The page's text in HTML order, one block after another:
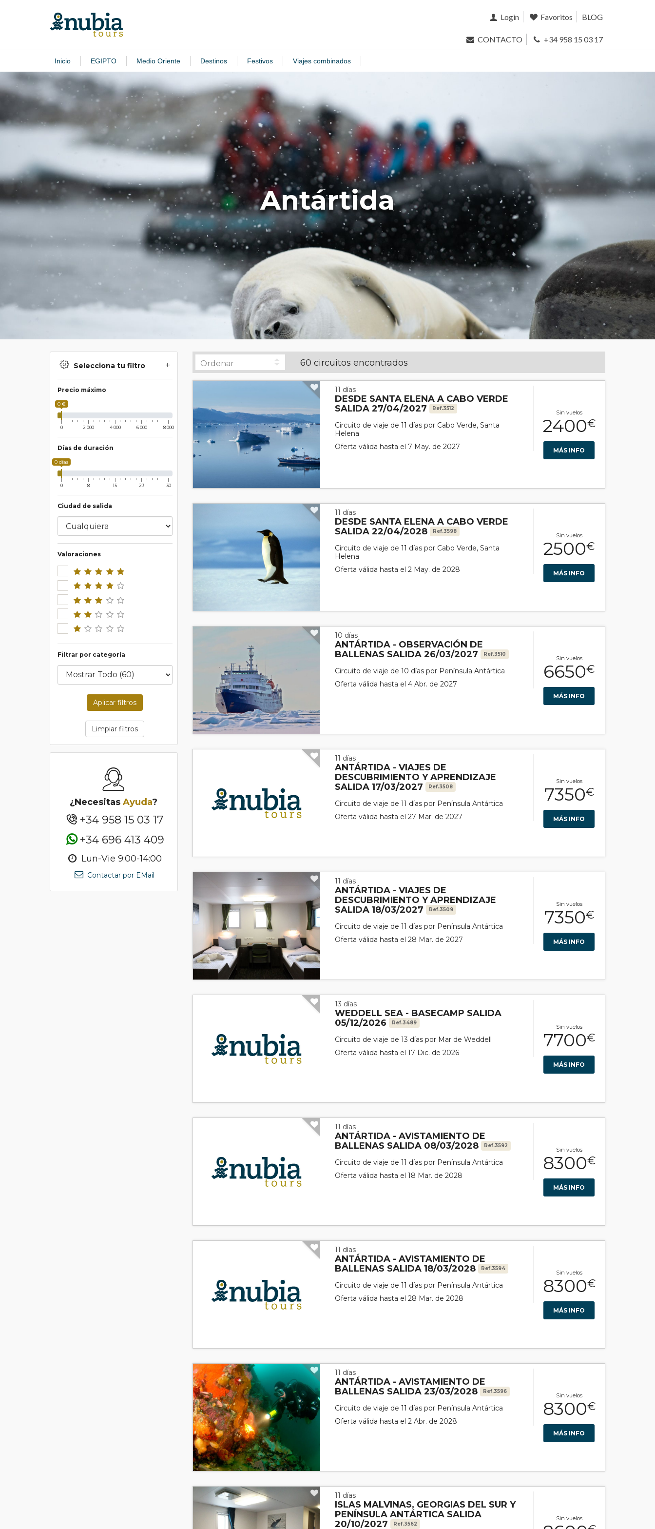
Login Favoritos BLOG
CONTACTO +34 958 15 03 17
Inicio EGIPTO Medio Oriente Destinos Festivos Viajes combinados
Antártida
Selecciona tu filtro
Precio máximo
0 €
0 2 000 4 000 6 000 8 000
Días de duración
0 días
0 8 15 23 30
Ciudad de salida
Valoraciones
Filtrar por categoría
Aplicar filtros
Limpiar filtros
¿NecesitasAyuda?
+34 958 15 03 17
+34 696 413 409
Lun-Vie 9:00-14:00
Contactar por EMail
60 circuitos encontrados
11 días
DESDE SANTA ELENA A CABO VERDE
SALIDA 27/04/2027
Ref.3512
Circuito de viaje de 11 días por Cabo Verde, Santa
Helena
Oferta válida hasta el 7 May. de 2027
Sin vuelos
2400€
MÁS INFO
11 días
DESDE SANTA ELENA A CABO VERDE
SALIDA 22/04/2028
Ref.3598
Circuito de viaje de 11 días por Cabo Verde, Santa
Helena
Oferta válida hasta el 2 May. de 2028
Sin vuelos
2500€
MÁS INFO
10 días
ANTÁRTIDA - OBSERVACIÓN DE
BALLENAS SALIDA 26/03/2027
Ref.3510
Circuito de viaje de 10 días por Península Antártica
Oferta válida hasta el 4 Abr. de 2027
Sin vuelos
6650€
MÁS INFO
11 días
ANTÁRTIDA - VIAJES DE
DESCUBRIMIENTO Y APRENDIZAJE
SALIDA 17/03/2027
Ref.3508
Circuito de viaje de 11 días por Península Antártica
Oferta válida hasta el 27 Mar. de 2027
Sin vuelos
7350€
MÁS INFO
11 días
ANTÁRTIDA - VIAJES DE
DESCUBRIMIENTO Y APRENDIZAJE
SALIDA 18/03/2027
Ref.3509
Circuito de viaje de 11 días por Península Antártica
Oferta válida hasta el 28 Mar. de 2027
Sin vuelos
7350€
MÁS INFO
13 días
WEDDELL SEA - BASECAMP SALIDA
05/12/2026
Ref.3489
Circuito de viaje de 13 días por Mar de Weddell
Oferta válida hasta el 17 Dic. de 2026
Sin vuelos
7700€
MÁS INFO
11 días
ANTÁRTIDA - AVISTAMIENTO DE
BALLENAS SALIDA 08/03/2028
Ref.3592
Circuito de viaje de 11 días por Península Antártica
Oferta válida hasta el 18 Mar. de 2028
Sin vuelos
8300€
MÁS INFO
11 días
ANTÁRTIDA - AVISTAMIENTO DE
BALLENAS SALIDA 18/03/2028
Ref.3594
Circuito de viaje de 11 días por Península Antártica
Oferta válida hasta el 28 Mar. de 2028
Sin vuelos
8300€
MÁS INFO
11 días
ANTÁRTIDA - AVISTAMIENTO DE
BALLENAS SALIDA 23/03/2028
Ref.3596
Circuito de viaje de 11 días por Península Antártica
Oferta válida hasta el 2 Abr. de 2028
Sin vuelos
8300€
MÁS INFO
11 días
ISLAS MALVINAS, GEORGIAS DEL SUR Y
PENÍNSULA ANTÁRTICA SALIDA
20/10/2027
Ref.3562
Sin vuelos